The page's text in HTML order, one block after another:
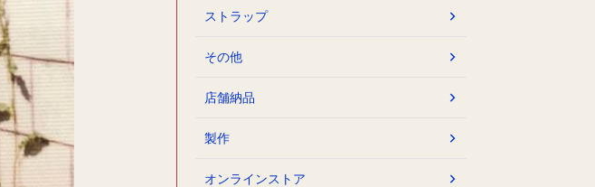
ストラップ
その他
店舗納品
製作
オンラインストア